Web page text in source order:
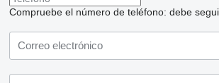
Compruebe el número de teléfono: debe